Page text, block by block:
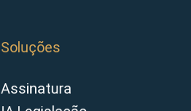
Soluções
Assinatura